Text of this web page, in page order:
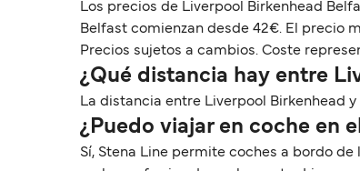
Los precios de Liverpool Birkenhead
Belfast comienzan desde 42€. El precio
Precios sujetos a cambios. Coste
¿Qué distancia hay entre
La distancia entre Liverpool Birkenhead y
¿Puedo viajar en coche en
Sí, Stena Line permite coches a bordo